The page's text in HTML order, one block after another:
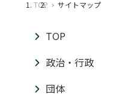
TOP サイトマップ
TOP
政治・行政
団体